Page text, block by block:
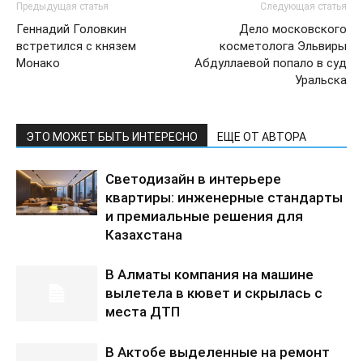
Предыдущая статья
Геннадий Головкин
встретился с князем
Монако
Следующая статья
Дело московского
косметолога Эльвиры
Абдуллаевой попало в суд
Уральска
ЭТО МОЖЕТ БЫТЬ ИНТЕРЕСНО ЕЩЕ ОТ АВТОРА
Светодизайн в интерьере
квартиры: инженерные стандарты
и премиальные решения для
Казахстана
В Алматы компания на машине
вылетела в кювет и скрылась с
места ДТП
В Актобе выделенные на ремонт